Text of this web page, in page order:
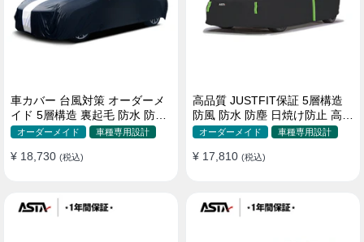
車カバー 台風対策 オーダーメ
イド 5層構造 裏起毛 防水 防雨
軽/普自動車 SUV対応 おすすめ
オーダーメイド 車種専用設計
¥ 18,730 (税込)
高品質 JUSTFIT保証 5層構造
防風 防水 防塵 日焼け防止 高級
ボディカバー
オーダーメイド 車種専用設計
¥ 17,810 (税込)